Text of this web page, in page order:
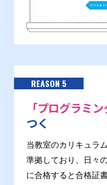
REASON 5
「プログラミ
つく
当教室のカリキュラ
準拠しており、日々
に合格すると合格証